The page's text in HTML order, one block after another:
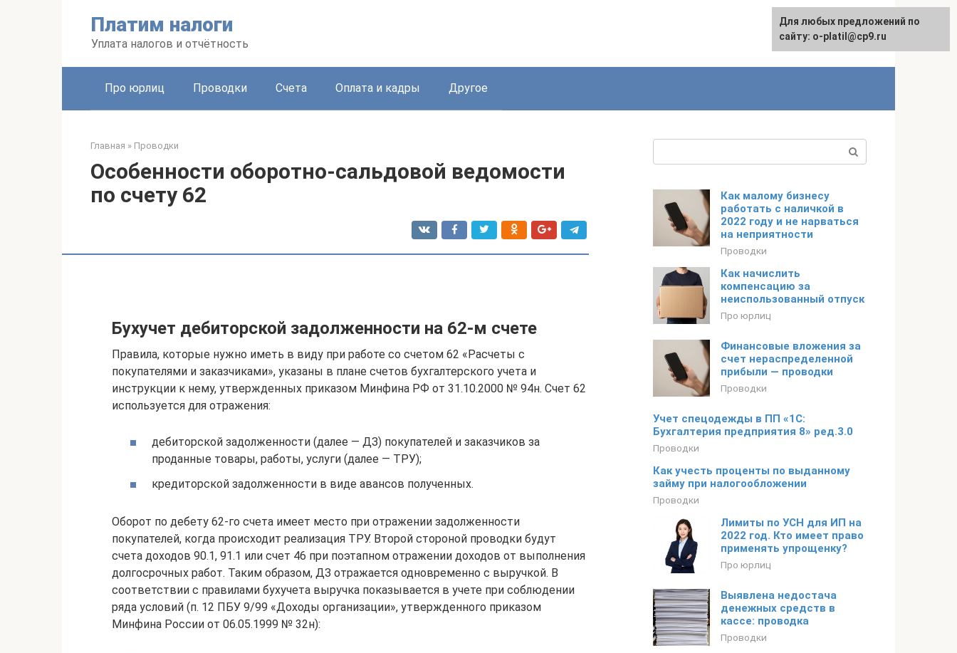
Платим налоги
Уплата налогов и отчётность
Про юрлиц Проводки Счета Оплата и кадры Другое
Главная » Проводки
Особенности оборотно-сальдовой ведомости
по счету 62
Бухучет дебиторской задолженности на 62-м счете
Правила, которые нужно иметь в виду при работе со счетом 62 «Расчеты с
покупателями и заказчиками», указаны в плане счетов бухгалтерского учета и
инструкции к нему, утвержденных приказом Минфина РФ от 31.10.2000 № 94н. Счет 62
используется для отражения:
дебиторской задолженности (далее — ДЗ) покупателей и заказчиков за
проданные товары, работы, услуги (далее — ТРУ);
кредиторской задолженности в виде авансов полученных.
Оборот по дебету 62-го счета имеет место при отражении задолженности
покупателей, когда происходит реализация ТРУ. Второй стороной проводки будут
счета доходов 90.1, 91.1 или счет 46 при поэтапном отражении доходов от выполнения
долгосрочных работ. Таким образом, ДЗ отражается одновременно с выручкой. В
соответствии с правилами бухучета выручка показывается в учете при соблюдении
ряда условий (п. 12 ПБУ 9/99 «Доходы организации», утвержденного приказом
Минфина России от 06.05.1999 № 32н):
Как малому бизнесу
работать с наличкой в
2022 году и не нарваться
на неприятности
Проводки
Как начислить
компенсацию за
неиспользованный отпуск
Про юрлиц
Финансовые вложения за
счет нераспределенной
прибыли — проводки
Проводки
Учет спецодежды в ПП «1С:
Бухгалтерия предприятия 8» ред.3.0
Проводки
Как учесть проценты по выданному
займу при налогообложении
Проводки
Лимиты по УСН для ИП на
2022 год. Кто имеет право
применять упрощенку?
Про юрлиц
Выявлена недостача
денежных средств в
кассе: проводка
Проводки
Для любых предложений по
сайту: o-platil@cp9.ru